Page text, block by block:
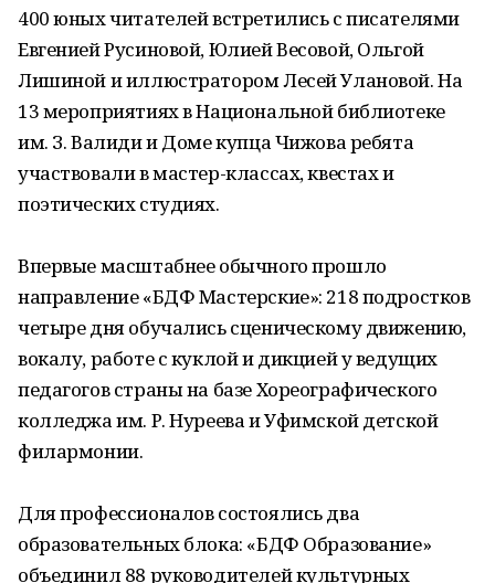
400 юных читателей встретились с писателями
Евгенией Русиновой, Юлией Весовой, Ольгой
Лишиной и иллюстратором Лесей Улановой. На
13 мероприятиях в Национальной библиотеке
им. З. Валиди и Доме купца Чижова ребята
участвовали в мастер-классах, квестах и
поэтических студиях.
Впервые масштабнее обычного прошло
направление «БДФ Мастерские»: 218 подростков
четыре дня обучались сценическому движению,
вокалу, работе с куклой и дикцией у ведущих
педагогов страны на базе Хореографического
колледжа им. Р. Нуреева и Уфимской детской
филармонии.
Для профессионалов состоялись два
образовательных блока: «БДФ Образование»
объединил 88 руководителей культурных